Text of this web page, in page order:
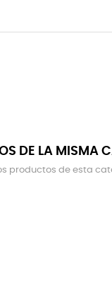
DE LA MISMA
productos de esta